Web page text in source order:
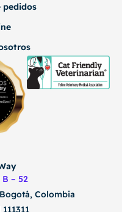
pedidos
B – 52
Bogotá, Colombia